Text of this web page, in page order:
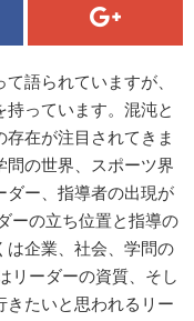
語られていますが、
っています。混沌と
存在が注目されてきま
問の世界、スポーツ界
ダー、指導者の出現が
ーの立ち位置と指導の
は企業、社会、学問の
リーダーの資質、そし
きたいと思われるリー